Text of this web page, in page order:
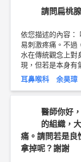
請問扁桃
依您描述的內容：
易刺激疼痛。不過
水在傳統觀念上對
現，但若是本身有
人，就不太適合在感冒有
流，一切以醫師實際看診為準。 屏
治醫師 柳營奇美
衛教文章 ► http://
2vnDJBN
耳鼻喉科 余昊璋
醫師你好
的組織，
痛。請問若是良
拿掉呢？謝謝